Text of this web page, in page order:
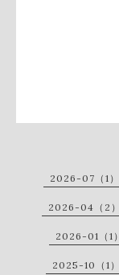
2026-07（1）
2026-04（2）
2026-01（1）
2025-10（1）